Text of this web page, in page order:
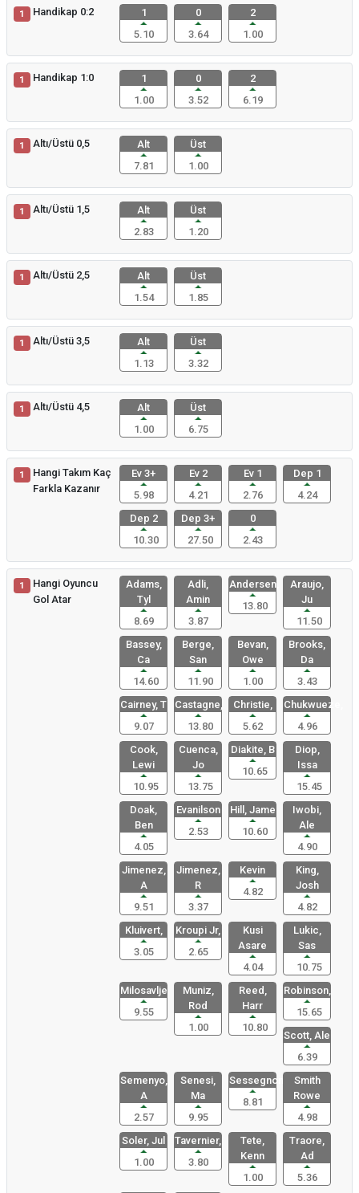
1 Handikap 0:2
1
5.10
0
3.64
2
1.00
1 Handikap 1:0
1
1.00
0
3.52
2
6.19
1 Altı/Üstü 0,5
Alt
7.81
Üst
1.00
1 Altı/Üstü 1,5
Alt
2.83
Üst
1.20
1 Altı/Üstü 2,5
Alt
1.54
Üst
1.85
1 Altı/Üstü 3,5
Alt
1.13
Üst
3.32
1 Altı/Üstü 4,5
Alt
1.00
Üst
6.75
1
Hangi Takım Kaç
Farkla Kazanır
Ev 3+
5.98
Ev 2
4.21
Ev 1
2.76
Dep 1
4.24
Dep 2
10.30
Dep 3+
27.50
0
2.43
1
Hangi Oyuncu
Gol Atar
Adams,
Tyl
8.69
Adli,
Amin
3.87
Andersen,
13.80
Araujo,
Ju
11.50
Bassey,
Ca
14.60
Berge,
San
11.90
Bevan,
Owe
1.00
Brooks,
Da
3.43
Cairney, T
9.07
Castagne,
13.80
Christie,
5.62
Chukwueze,
4.96
Cook,
Lewi
10.95
Cuenca,
Jo
13.75
Diakite, B
10.65
Diop,
Issa
15.45
Doak,
Ben
4.05
Evanilson
2.53
Hill, Jame
10.60
Iwobi,
Ale
4.90
Jimenez,
A
9.51
Jimenez,
R
3.37
Kevin
4.82
King,
Josh
4.82
Kluivert,
3.05
Kroupi Jr,
2.65
Kusi
Asare
4.04
Lukic,
Sas
10.75
Milosavlje
9.55
Muniz,
Rod
1.00
Reed,
Harr
10.80
Robinson,
15.65
Scott, Ale
6.39
Semenyo,
A
2.57
Senesi,
Ma
9.95
Sessegnon,
8.81
Smith
Rowe
4.98
Soler, Jul
1.00
Tavernier,
3.80
Tete,
Kenn
1.00
Traore,
Ad
5.36